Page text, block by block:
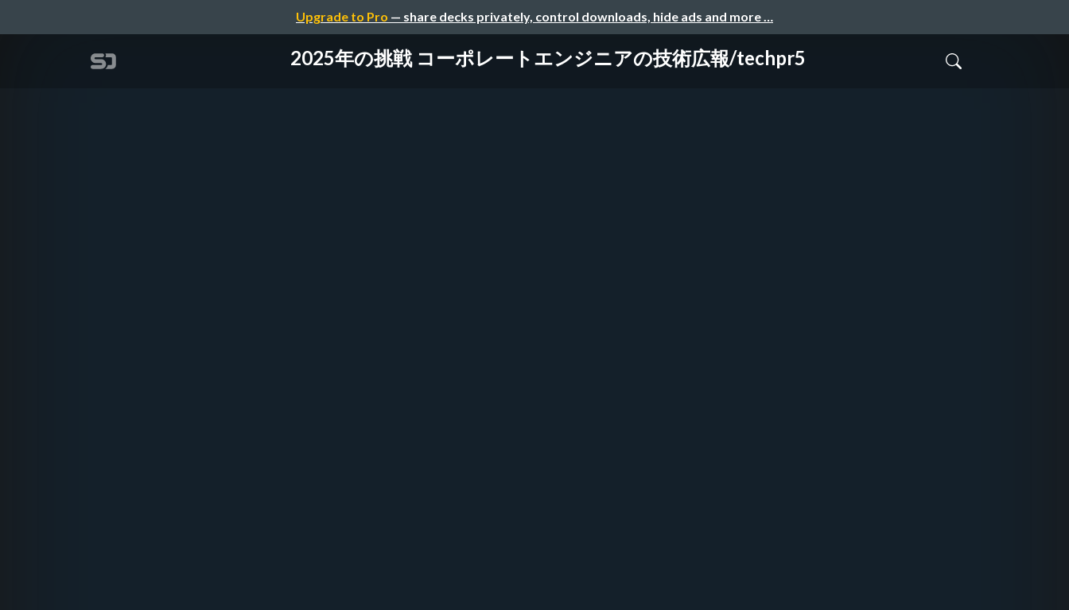
Upgrade to Pro — share decks privately, control downloads, hide ads and more …
2025年の挑戦 コーポレートエンジニアの技術広報/techpr5